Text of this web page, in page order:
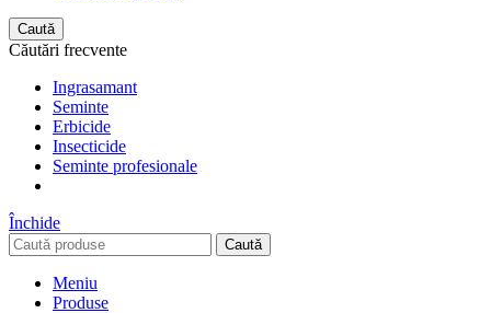
Caută
Căutări frecvente
Ingrasamant
Seminte
Erbicide
Insecticide
Seminte profesionale
Închide
Caută
Meniu
Produse